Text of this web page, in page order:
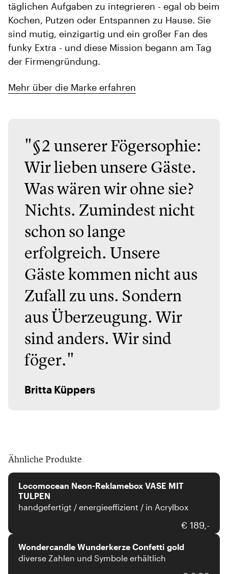
täglichen Aufgaben zu integrieren - egal ob beim
Kochen, Putzen oder Entspannen zu Hause. Sie
sind mutig, einzigartig und ein großer Fan des
funky Extra - und diese Mission begann am Tag
der Firmengründung.
Mehr über die Marke erfahren
"§2 unserer Fögersophie:
Wir lieben unsere Gäste.
Was wären wir ohne sie?
Nichts. Zumindest nicht
schon so lange
erfolgreich. Unsere
Gäste kommen nicht aus
Zufall zu uns. Sondern
aus Überzeugung. Wir
sind anders. Wir sind
föger."
Britta Küppers
Ähnliche Produkte
Locomocean Neon-Reklamebox VASE MIT
TULPEN
handgefertigt / energieeffizient / in Acrylbox
€ 189,-
Wondercandle
Wondercandle Wunderkerze Confetti gold
diverse Zahlen und Symbole erhältlich